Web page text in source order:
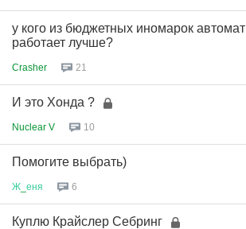
у кого из бюджетных иномарок автомат
работает лучше?
Crasher 21
И это Хонда ?
Nuclear V 10
Помогите выбрать)
Ж еня 6
Куплю Крайслер Себринг